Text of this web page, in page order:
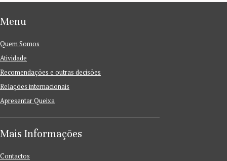
Menu
Quem Somos
Atividade
Recomendações e outras decisões
Relações internacionais
Apresentar Queixa
Mais Informações
Contactos